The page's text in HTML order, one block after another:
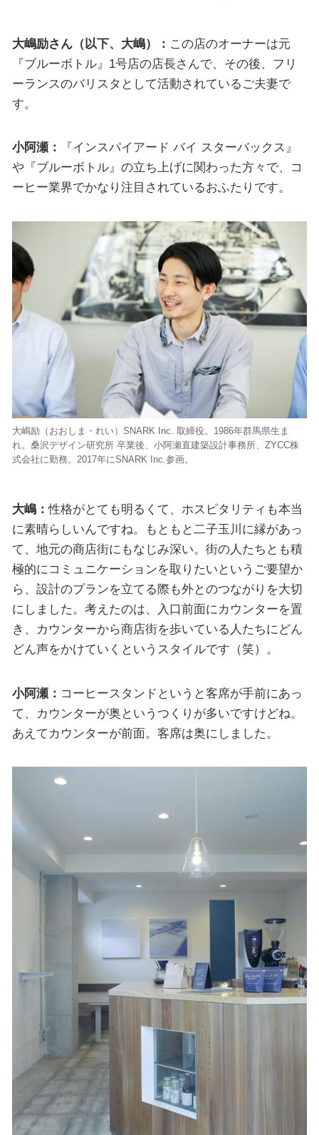
大嶋励さん（以下、大嶋）： この店のオーナーは元
『ブルーボトル』1号店の店長さんで、その後、フリ
ーランスのバリスタとして活動されているご夫妻で
す。
小阿瀬：
『インスパイアード バイ スターバックス』
や『ブルーボトル』の立ち上げに関わった方々で、コ
ーヒー業界でかなり注目されているおふたりです。
大嶋励（おおしま・れい）SNARK Inc. 取締役。1986年群馬県生ま
れ。桑沢デザイン研究所 卒業後、小阿瀬直建築設計事務所、ZYCC株
式会社に勤務。2017年にSNARK Inc.参画。
大嶋：性格がとても明るくて、ホスピタリティも本当
に素晴らしいんですね。もともと二子玉川に縁があっ
て、地元の商店街にもなじみ深い。街の人たちとも積
極的にコミュニケーションを取りたいというご要望か
ら、設計のプランを立てる際も外とのつながりを大切
にしました。考えたのは、入口前面にカウンターを置
き、カウンターから商店街を歩いている人たちにどん
どん声をかけていくというスタイルです（笑）。
小阿瀬： コーヒースタンドというと客席が手前にあっ
て、カウンターが奥というつくりが多いですけどね。
あえてカウンターが前面。客席は奥にしました。